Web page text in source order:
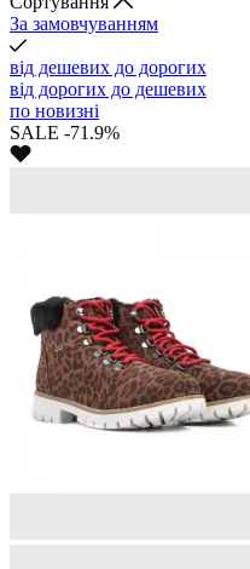
За замовчуванням
від дешевих до дорогих
від дорогих до дешевих
по новизні
SALE -71.9%